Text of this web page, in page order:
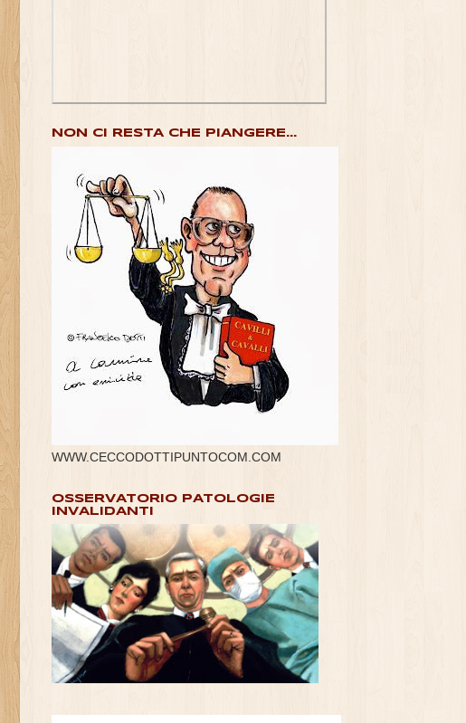
NON CI RESTA CHE PIANGERE...
WWW.CECCODOTTIPUNTOCOM.COM
OSSERVATORIO PATOLOGIE
INVALIDANTI